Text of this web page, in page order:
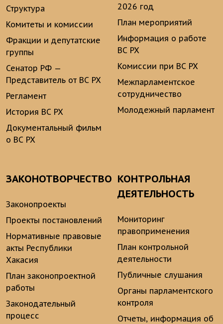
Структура
Комитеты и комиссии
Фракции и депутатские
группы
Сенатор РФ —
Представитель от ВС РХ
Регламент
История ВС РХ
Документальный фильм
о ВС РХ
2026 год
План мероприятий
Информация о работе
ВС РХ
Комиссии при ВС РХ
Межпарламентское
сотрудничество
Молодежный парламент
ЗАКОНОТВОРЧЕСТВО
Законопроекты
Проекты постановлений
Нормативные правовые
акты Республики
Хакасия
План законопроектной
работы
Законодательный
процесс
КОНТРОЛЬНАЯ
ДЕЯТЕЛЬНОСТЬ
Мониторинг
правоприменения
План контрольной
деятельности
Публичные слушания
Органы парламентского
контроля
Отчеты, информация об